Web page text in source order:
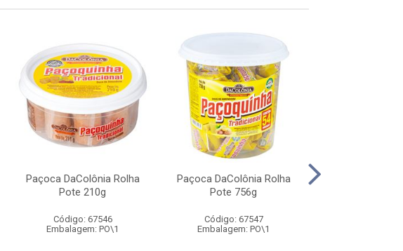
Paçoca DaColônia Rolha
Pote 210g
Código: 67546
Embalagem: PO\1
Paçoca DaColônia Rolha
Pote 756g
Código: 67547
Embalagem: PO\1